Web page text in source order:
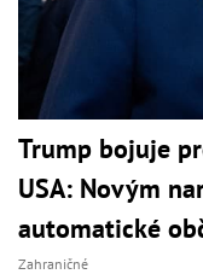
Trump bojuje
USA: Novým
automatické
Zahraničné